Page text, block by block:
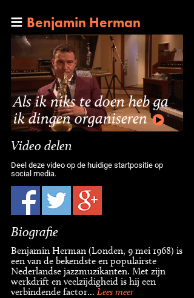
Benjamin Herman
Als ik niks te doen heb ga
ik dingen organiseren
Video delen
Deel deze video op de huidige startpositie op
social media.
Biografie
Benjamin Herman (Londen, 9 mei 1968) is
een van de bekendste en populairste
Nederlandse jazzmuzikanten. Met zijn
werkdrift en veelzijdigheid is hij een
verbindende factor... Lees meer